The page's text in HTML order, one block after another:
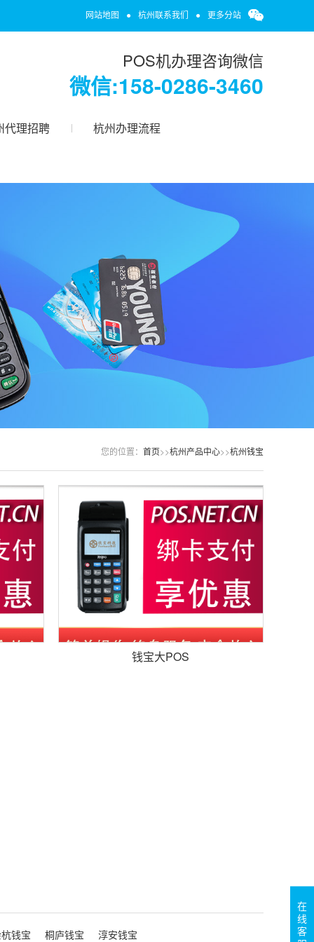
网站地图 ● 杭州联系我们 ● 更多分站
POS机办理咨询微信
微信:158-0286-3460
代理招聘 杭州办理流程
您的位置： 首页>>杭州产品中心>>杭州钱宝
钱宝大POS
钱宝 桐庐钱宝 淳安钱宝
在
线
客